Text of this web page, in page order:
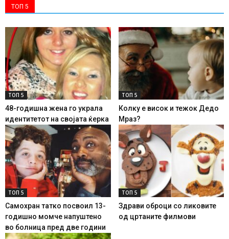
ТОП 5
ТОП 5
48-годишна жена го украла
идентитетот на својата ќерка
ТОП 5
Колку е висок и тежок Дедо
Мраз?
ТОП 5
Самохран татко посвоил 13-
годишно момче напуштено
во болница пред две години
ТОП 5
Здрави оброци со ликовите
од цртаните филмови